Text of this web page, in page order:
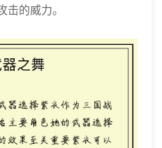
的威力。